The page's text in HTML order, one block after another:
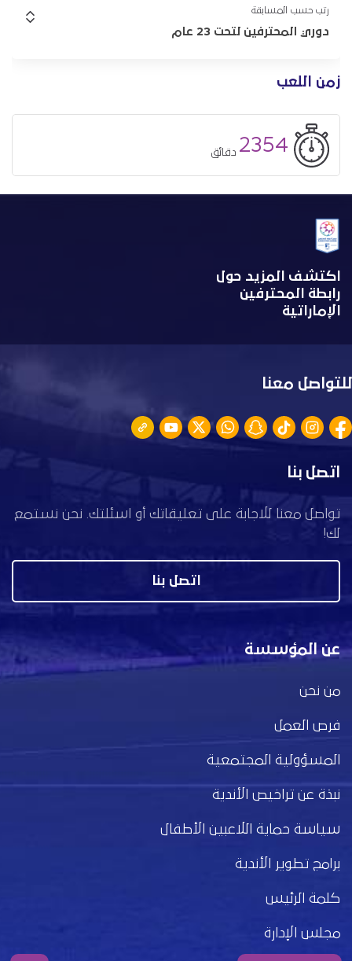
زمن اللعب
2354 دقائق
رتب حسب المسابقة
دوري المحترفين لتحت 23 عام
اكتشف المزيد حول
رابطة المحترفين
الإماراتية
للتواصل معنا
اتصل بنا
تواصل معنا للاجابة على تعليقاتك أو اسئلتك. نحن نستمع
لك!
اتصل بنا
عن المؤسسة
من نحن
فرص العمل
المسؤولية المجتمعية
نبذة عن تراخيص الأندية
سياسة حماية اللاعبين الأطفال
برامج تطوير الأندية
كلمة الرئيس
مجلس الإدارة